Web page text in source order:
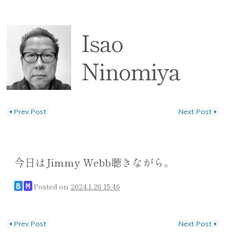
Isao
Ninomiya
◀ Prev Post Next Post ▶
今日はJimmy Webb聴きながら。
B M Posted on 2024.1.26 15:46
◀ Prev Post Next Post ▶